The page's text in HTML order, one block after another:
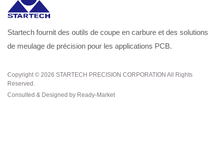
Startech fournit des outils de coupe en carbure et des solutions
de meulage de précision pour les applications PCB.
Copyright © 2026 STARTECH PRECISION CORPORATION All Rights
Reserved.
Consulted & Designed by Ready-Market